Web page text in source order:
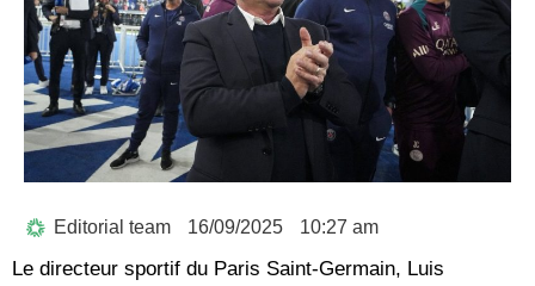
Editorial team 16/09/2025 10:27 am
Le directeur sportif du Paris Saint-Germain, Luis